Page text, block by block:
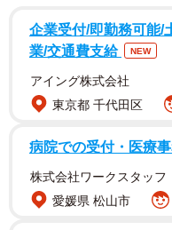
企業受付/即勤務可能/
業/交通費支給
NEW
アイング株式会社
東京都 千代田区
病院での受付・医療
株式会社ワークスタッフ
愛媛県 松山市